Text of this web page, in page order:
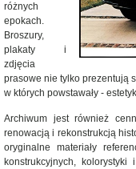
różnych
epokach.
Broszury,
plakaty i
zdjęcia
prasowe nie tylko prezentują
w których powstawały -
Archiwum jest również
renowacją i rekonstrukcją
oryginalne materiały
konstrukcyjnych,